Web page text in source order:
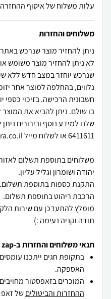
עלות משלוח של איסוף
משלוחים והחזרות
לא ניתן להחזיר מוצר משומש
שנרכש יוחזר במצב חדש ללא
נלווים, בהחלפה למוצר אחר
חשבונית הרכישה. בזיכוי
בו שולם. ניתן להביא את
משלוחים בתוספת תשלום
תודה וקניה נעימה :)
תנאי משלוחים והחזרות ב-zap
בתקופת חגים ייתכנו
האספקה.
המוכרים בזאפסטור מחויבים
ההחזרות והביטוליםשל זאפ